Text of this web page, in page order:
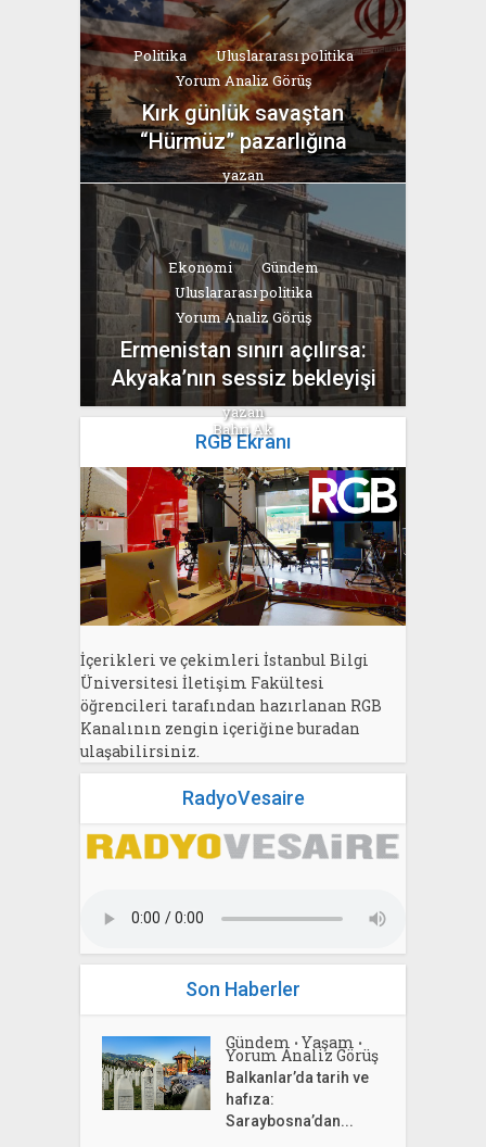
Politika
Uluslararası politika
Yorum Analiz Görüş
Kırk günlük savaştan
“Hürmüz” pazarlığına
yazan
Bahri Ak
Ekonomi
Gündem
Uluslararası politika
Yorum Analiz Görüş
Ermenistan sınırı açılırsa:
Akyaka’nın sessiz bekleyişi
yazan
Bahri Ak
RGB Ekranı
İçerikleri ve çekimleri İstanbul Bilgi
Üniversitesi İletişim Fakültesi
öğrencileri tarafından hazırlanan RGB
Kanalının zengin içeriğine buradan
ulaşabilirsiniz.
RadyoVesaire
Son Haberler
Gündem • Yaşam •
Yorum Analiz Görüş
Balkanlar’da tarih ve
hafıza:
Saraybosna’dan...